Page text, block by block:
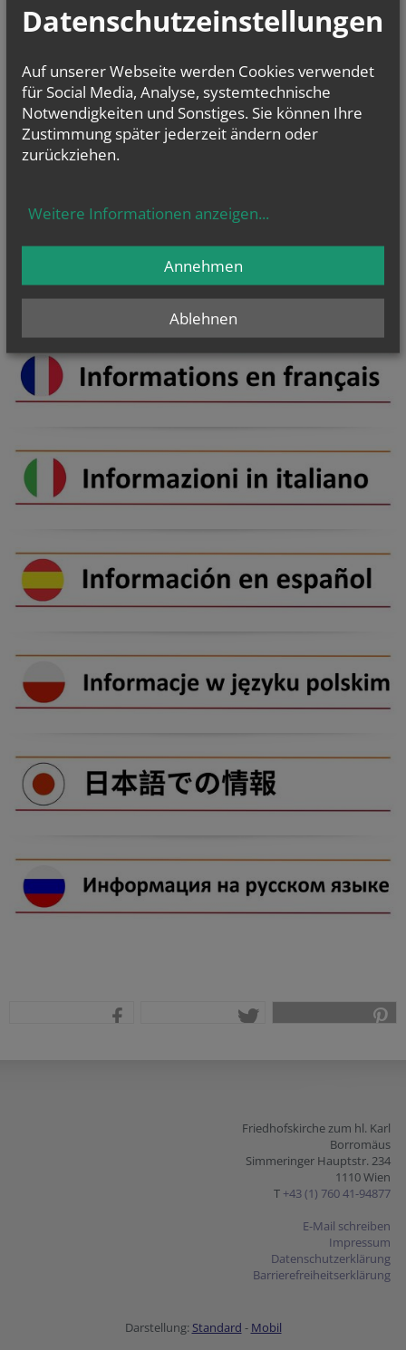
Hl. Dominikus, Hl. Cyriakus, , Vierzehn heilige Nothelfer, Hl.
Friedhofskirche zum hl. Karl
Borromäus
Simmeringer Hauptstr. 234
1110 Wien
T +43 (1) 760 41-94877
E-Mail schreiben
Impressum
Datenschutzerklärung
Barrierefreiheitserklärung
Darstellung: Standard - Mobil
Datenschutzeinstellungen
Auf unserer Webseite werden Cookies verwendet
für Social Media, Analyse, systemtechnische
Notwendigkeiten und Sonstiges. Sie können Ihre
Zustimmung später jederzeit ändern oder
zurückziehen.
Weitere Informationen anzeigen...
Ablehnen
Annehmen